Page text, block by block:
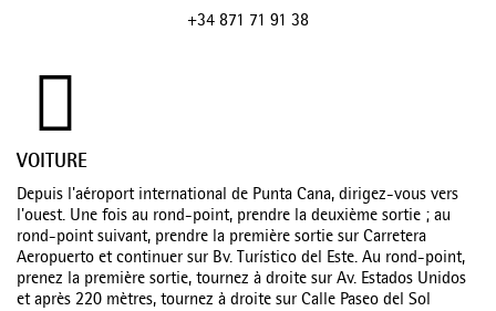
+34 871 71 91 38
VOITURE
Depuis l'aéroport international de Punta Cana, dirigez-vous vers
l'ouest. Une fois au rond-point, prendre la deuxième sortie ; au
rond-point suivant, prendre la première sortie sur Carretera
Aeropuerto et continuer sur Bv. Turístico del Este. Au rond-point,
prenez la première sortie, tournez à droite sur Av. Estados Unidos
et après 220 mètres, tournez à droite sur Calle Paseo del Sol